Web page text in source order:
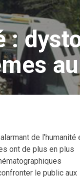
:
de l’humanité
ont de plus en plus
le public aux